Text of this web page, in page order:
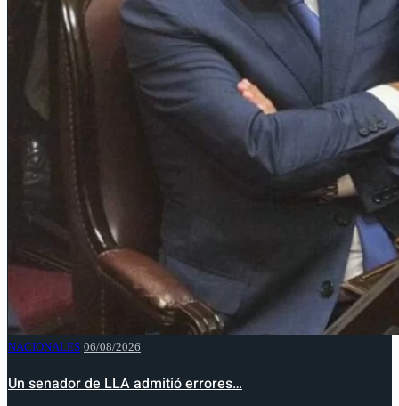
NACIONALES 06/08/2026
Un senador de LLA admitió errores…